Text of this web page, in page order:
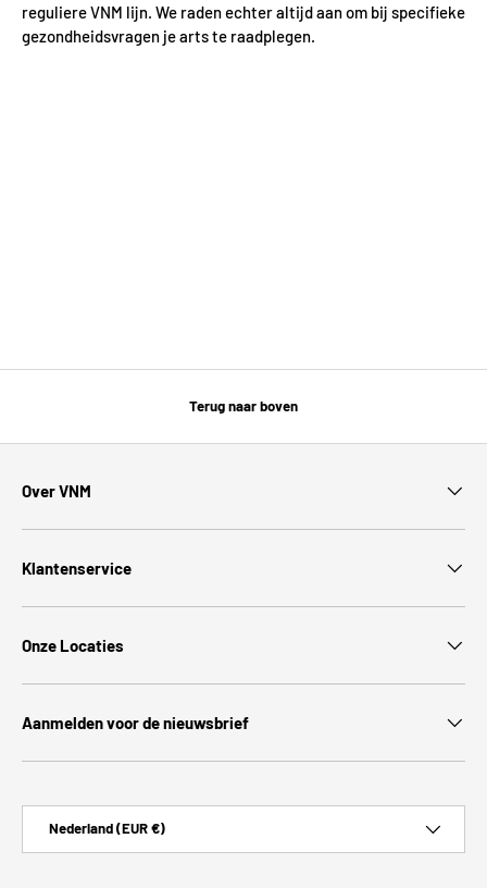
reguliere VNM lijn. We raden echter altijd aan om bij specifieke
gezondheidsvragen je arts te raadplegen.
Terug naar boven
Over VNM
Klantenservice
Onze Locaties
Aanmelden voor de nieuwsbrief
Nederland (EUR €)